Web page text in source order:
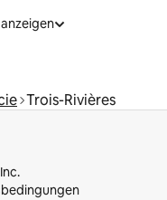
Trois-Rivières